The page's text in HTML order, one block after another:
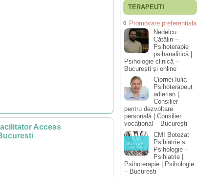
Access
TERAPEUTI
Promovare preferentiala
Nedelcu
Cătălin –
Psihoterapie
psihanalitică |
Psihologie clinică –
București și online
Ciornei Iulia –
Psihoterapeut
adlerian |
Consilier
pentru dezvoltare
personală | Consilier
vocațional – București
CMI Botezat
Psihiatrie si
Psihologie –
Psihiatrie |
Psihoterapie | Psihologie
– Bucuresti